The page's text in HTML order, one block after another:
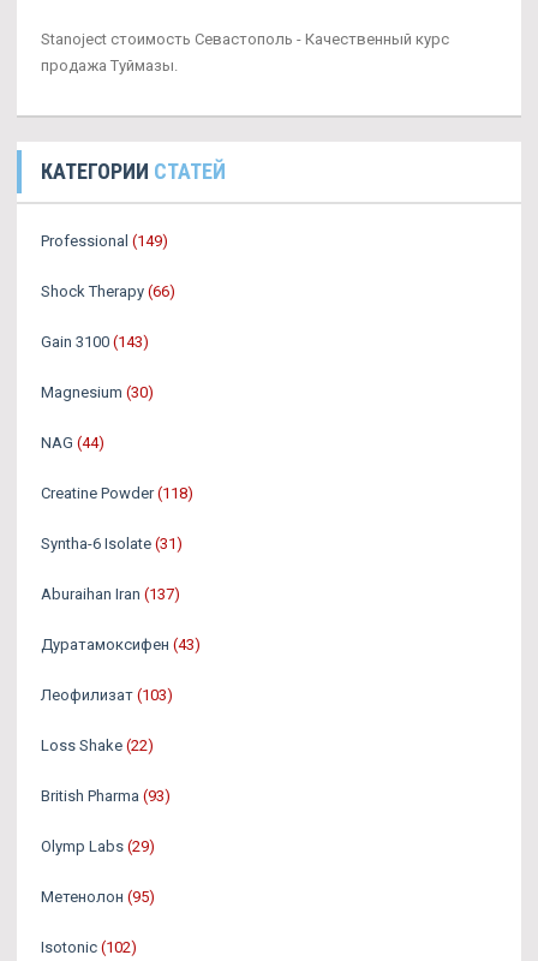
Stanoject стоимость Севастополь - Качественный курс
продажа Туймазы.
КАТЕГОРИИ СТАТЕЙ
Professional (149)
Shock Therapy (66)
Gain 3100 (143)
Magnesium (30)
NAG (44)
Creatine Powder (118)
Syntha-6 Isolate (31)
Aburaihan Iran (137)
Дуратамоксифен (43)
Леофилизат (103)
Loss Shake (22)
British Pharma (93)
Olymp Labs (29)
Метенолон (95)
Isotonic (102)